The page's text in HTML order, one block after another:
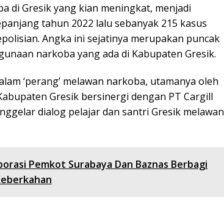
di Gresik yang kian meningkat, menjadi
tahun 2022 lalu sebanyak 215 kasus
Angka ini sejatinya merupakan puncak
narkoba yang ada di Kabupaten Gresik.
‘perang’ melawan narkoba, utamanya oleh
Gresik bersinergi dengan PT Cargill
dialog pelajar dan santri Gresik melawan
Pemkot Surabaya Dan Baznas Berbagi